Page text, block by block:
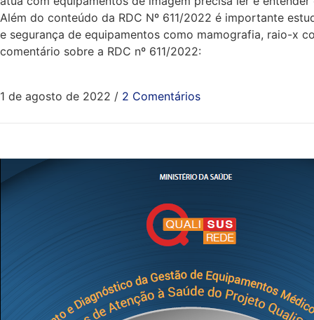
Além do conteúdo da RDC Nº 611/2022 é importante
e segurança de equipamentos como mamografia, raio-x
comentário sobre a RDC nº 611/2022:
1 de agosto de 2022 / 2 Comentários